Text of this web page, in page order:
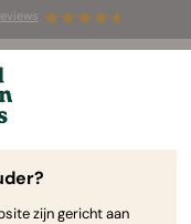
korting
zijn gericht aan